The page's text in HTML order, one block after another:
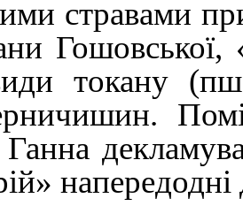
стравами
Гошовської,
токану
Ганна